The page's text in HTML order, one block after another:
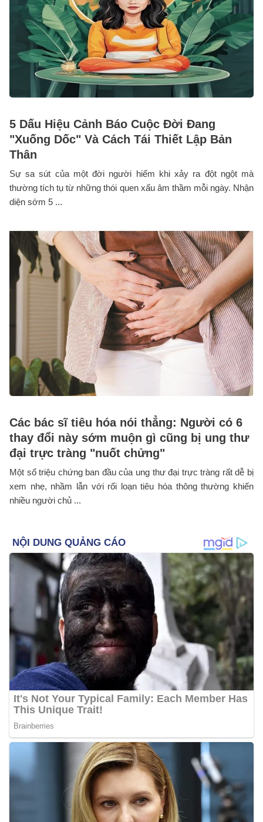
5 Dấu Hiệu Cảnh Báo Cuộc Đời Đang
"Xuống Dốc" Và Cách Tái Thiết Lập Bản
Thân
Sự sa sút của một đời người hiếm khi xảy ra đột ngột mà
thường tích tụ từ những thói quen xấu âm thầm mỗi ngày. Nhận
diện sớm 5 ...
Các bác sĩ tiêu hóa nói thẳng: Người có 6
thay đổi này sớm muộn gì cũng bị ung thư
đại trực tràng "nuốt chửng"
Một số triệu chứng ban đầu của ung thư đại trực tràng rất dễ bị
xem nhẹ, nhầm lẫn với rối loạn tiêu hóa thông thường khiến
nhiều người chủ ...